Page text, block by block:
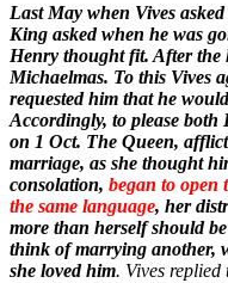
Last May when Vives
King asked when he was
Henry thought fit. After the
Michaelmas. To this Vives
requested him that he
Accordingly, to please
on 1 Oct. The Queen,
marriage, as she thought
consolation, began to open
the same language, her
more than herself should
think of marrying another,
she loved him. Vives replied